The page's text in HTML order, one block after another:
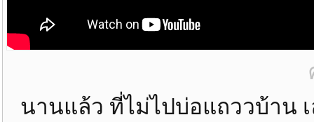
นานแล้ว ที่ไม่ไปบ่อแถววบ้าน